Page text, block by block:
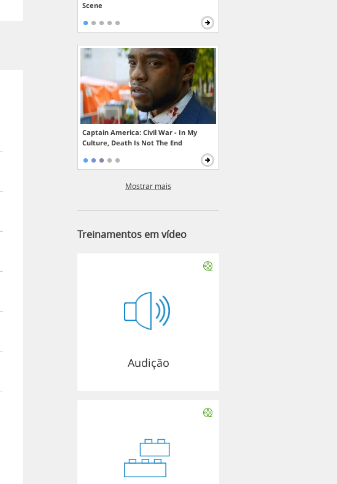
Scene
Captain America: Civil War - In My
Culture, Death Is Not The End
Mostrar mais
Treinamentos em vídeo
Audição